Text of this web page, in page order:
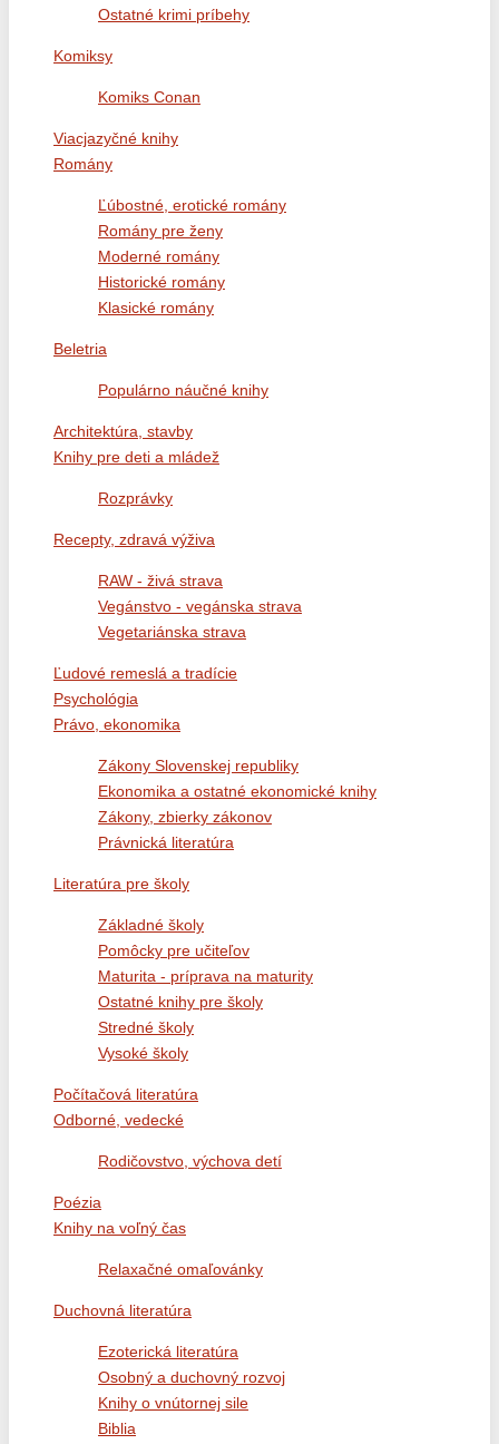
Ostatné krimi príbehy
Komiksy
Komiks Conan
Viacjazyčné knihy
Romány
Ľúbostné, erotické romány
Romány pre ženy
Moderné romány
Historické romány
Klasické romány
Beletria
Populárno náučné knihy
Architektúra, stavby
Knihy pre deti a mládež
Rozprávky
Recepty, zdravá výživa
RAW - živá strava
Vegánstvo - vegánska strava
Vegetariánska strava
Ľudové remeslá a tradície
Psychológia
Právo, ekonomika
Zákony Slovenskej republiky
Ekonomika a ostatné ekonomické knihy
Zákony, zbierky zákonov
Právnická literatúra
Literatúra pre školy
Základné školy
Pomôcky pre učiteľov
Maturita - príprava na maturity
Ostatné knihy pre školy
Stredné školy
Vysoké školy
Počítačová literatúra
Odborné, vedecké
Rodičovstvo, výchova detí
Poézia
Knihy na voľný čas
Relaxačné omaľovánky
Duchovná literatúra
Ezoterická literatúra
Osobný a duchovný rozvoj
Knihy o vnútornej sile
Biblia